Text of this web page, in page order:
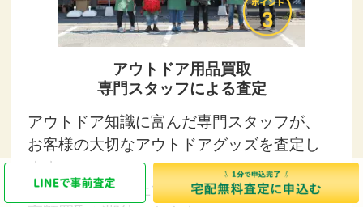
アウトドア用品買取
専門スタッフによる査定
アウトドア知識に富んだ専門スタッフが、
お客様の大切なアウトドアグッズを査定し
ます。
価値を理解した上で丁寧に査定するので、